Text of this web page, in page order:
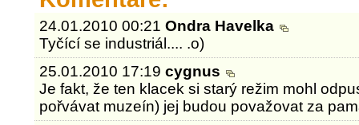
24.01.2010 00:21Ondra Havelka
Tyčící se industriál.... .o)
25.01.2010 17:19cygnus
Je fakt, že ten klacek si starý režim mohl
pořvávat muzeín) jej budou považovat za